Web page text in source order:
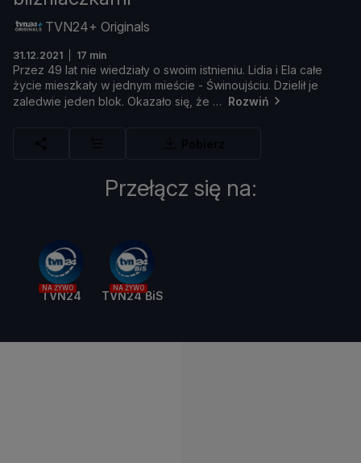
TVN24+ Originals
31.12.2021 17 min
Przez 49 lat nie wiedziały o swoim istnieniu. Lidia i Ela całe
życie mieszkały w jednym mieście - Świnoujściu. Dzieliłje
zaledwie jeden blok. Okazało się, że Rozwiń
Przełącz się na:
NA ŻYWO
TVN24
NA ŻYWO
TVN24 BiS